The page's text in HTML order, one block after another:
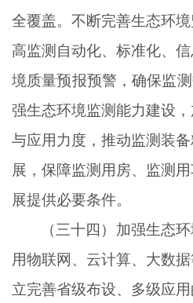
全覆盖。不断完善生态环
高监测自动化、标准化、
境质量预报预警，确保监
强生态环境监测能力建设
与应用力度，推动监测装
展，保障监测用房、监测
展提供必要条件。
（三十四）加强生态
用物联网、云计算、大数
立完善省级布设、多级应